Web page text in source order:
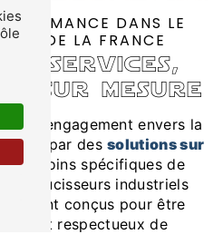
DANS LE
DE LA FRANCE
services,
sur mesure
l'engagement envers la
par dessolutions sur
besoins spécifiques de
adoucisseurs industriels
sont conçus pour être
et respectueux de